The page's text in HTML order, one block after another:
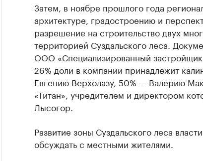
Затем, в ноябре прошлого года
архитектуре, градостроению и
разрешение на строительство двух
территорией Суздальского леса.
ООО «Специализированный
26% доли в компании принадлежит
Евгению Верхолазу, 50% — Валерию
«Титан», учредителем и директором
Лысогор.
Развитие зоны Суздальского леса
обсуждать с местными жителями.